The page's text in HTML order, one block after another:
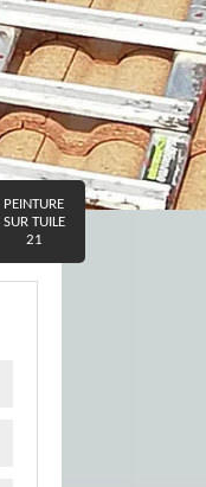
PEINTURE
SUR TUILE
21